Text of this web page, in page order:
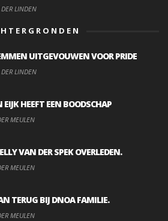
LINDEN
UITGEVOUWEN VOOR PRIDE
LINDEN
HEEFT EEN BOODSCHAP
MEULEN
VAN DER SPEK OVERLEDEN.
MEULEN
TERUG BIJ DNOA FAMILIE.
MEULEN